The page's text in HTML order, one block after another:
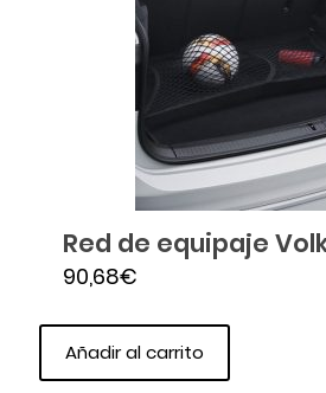
Red de equipaje
90,68€
Añadir al carrito